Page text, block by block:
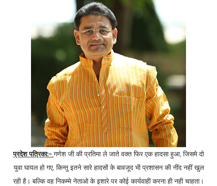
प्रदेश पत्रिका:- गणेश जी की प्रतिमा ले जाते वक्त फिर एक हादसा हुआ, जिसमे दो
युवा घायल हो गए, किन्तु इतने सारे हादसों के बावजूद भी प्रशासन की नींद नहीं खुल
रही है। बल्कि वह निकम्मे नेताओ के इशारे पर कोई कार्यवाही करना ही नही चाहता।